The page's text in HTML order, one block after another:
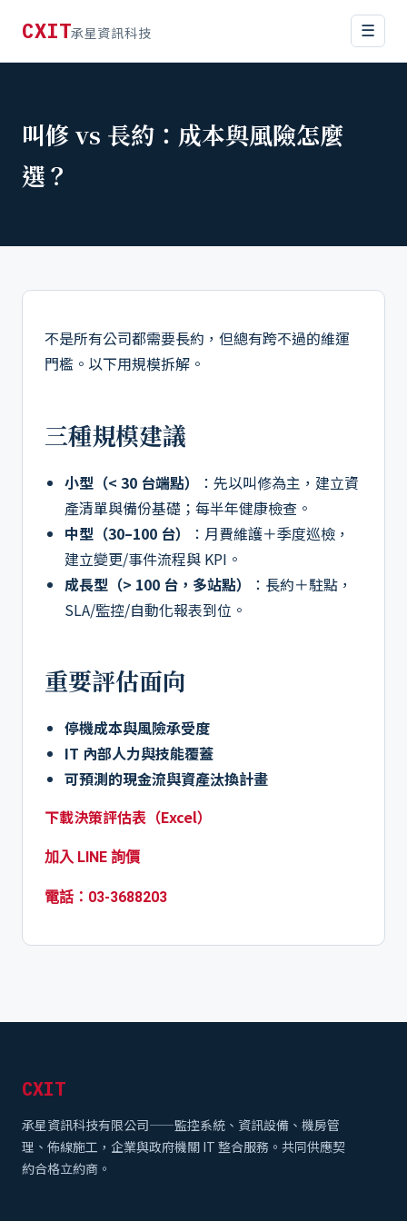
CXIT承星資訊科技 ☰
叫修 vs 長約：成本與風險怎麼
選？
不是所有公司都需要長約，但總有跨不過的維運
門檻。以下用規模拆解。
三種規模建議
小型（< 30 台端點）
：先以叫修為主，建立資
產清單與備份基礎；每半年健康檢查。
中型（30–100 台）
：月費維護＋季度巡檢，
建立變更/事件流程與 KPI。
成長型（> 100 台，多站點）
：長約＋駐點，
SLA/監控/自動化報表到位。
重要評估面向
停機成本與風險承受度
IT 內部人力與技能覆蓋
可預測的現金流與資產汰換計畫
下載決策評估表（Excel）
加入 LINE 詢價
電話：03-3688203
CXIT
承星資訊科技有限公司——監控系統、資訊設備、機房管
理、佈線施工，企業與政府機關 IT 整合服務。共同供應契
約合格立約商。